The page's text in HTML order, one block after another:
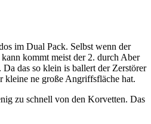
im Dual Pack. Selbst wenn der
kommt meist der 2. durch Aber
das so klein is ballert der Zerstörer
kleine ne große Angriffsfläche hat.
zu schnell von den Korvetten. Das